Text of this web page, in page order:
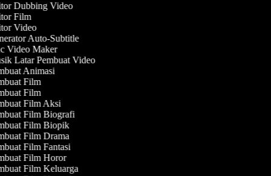
Dubbing Video
Film
Video
Auto-Subtitle
Video Maker
Latar Pembuat Video
Animasi
Film
Film
Film Aksi
Film Biografi
Film Biopik
Film Drama
Film Fantasi
Film Horor
Film Keluarga